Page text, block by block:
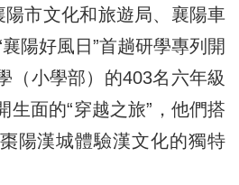
市文化和旅遊局、襄陽車
陽好風日”首趟研學專列開
（小學部）的403名六年級
生面的“穿越之旅”，他們搭
陽漢城體驗漢文化的獨特